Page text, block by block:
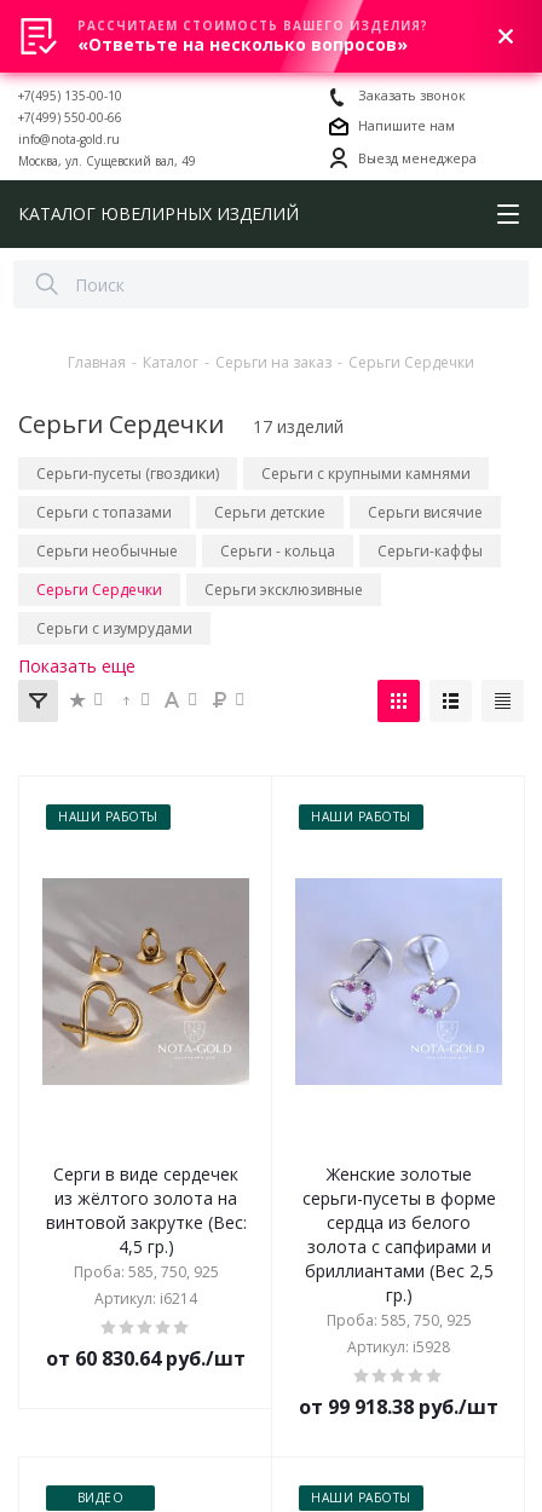
0
+7(495) 135-00-10
+7(499) 550-00-66
info@nota-gold.ru
Москва, ул. Сущевский вал, 49
Заказать звонок
Напишите нам
Выезд менеджера
КАТАЛОГ ЮВЕЛИРНЫХ ИЗДЕЛИЙ
Главная - Каталог - Серьги на заказ - Серьги Сердечки
Серьги Сердечки 17 изделий
Серьги-пусеты (гвоздики)
Серьги с крупными камнями
Серьги с топазами
Серьги детские
Серьги висячие
Серьги необычные
Серьги - кольца
Серьги-каффы
Серьги Сердечки
Серьги эксклюзивные
Серьги с изумрудами
Показать еще
НАШИ РАБОТЫ
Серги в виде сердечек
из жёлтого золота на
винтовой закрутке (Вес:
4,5 гр.)
Проба: 585, 750, 925
Артикул: i6214
от 60 830.64 руб./шт
НАШИ РАБОТЫ
Женские золотые
серьги-пусеты в форме
сердца из белого
золота с сапфирами и
бриллиантами (Вес 2,5
гр.)
Проба: 585, 750, 925
Артикул: i5928
от 99 918.38 руб./шт
ВИДЕО
НАШИ РАБОТЫ
РАССЧИТАЕМ СТОИМОСТЬ ВАШЕГО ИЗДЕЛИЯ?
«Ответьте на несколько вопросов»